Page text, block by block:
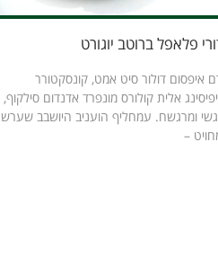
פלאפל ברוטב יוגורט
איפסום דולור סיט אמט, קונסקטורר
אלית קולורס מונפרד אדנדום סילקוף,
ומרגשח. עמחליף הועניב היושבב שערש
–